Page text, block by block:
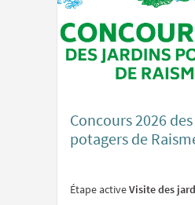
Concours 2026
potagers de
Étape activeVisite des